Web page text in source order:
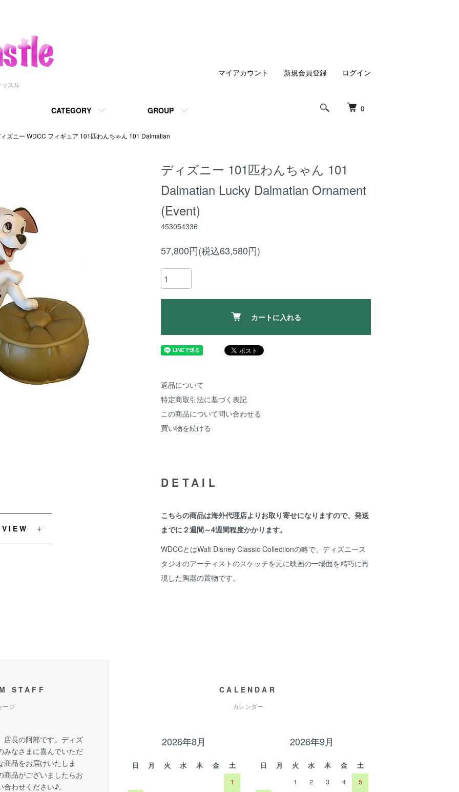
スル
0
CATEGORY GROUP
マイアカウント 新規会員登録 ログイン
ズニー WDCC フィギュア 101匹わんちゃん 101 Dalmatian
ディズニー 101匹わんちゃん 101
Dalmatian Lucky Dalmatian Ornament
(Event)
453054336
57,800円(税込63,580円)
カートに入れる
返品について
特定商取引法に基づく表記
この商品について問い合わせる
買い物を続ける
DETAIL
こちらの商品は海外代理店よりお取り寄せになりますので、発送
までに２週間～4週間程度かかります。
WDCCとはWalt Disney Classic Collectionの略で、ディズニース
タジオのアーティストのスケッチを元に映画の一場面を精巧に再
現した陶器の置物です。
STAFF
ージ
店長の阿部です。ディズ
みなさまに喜んでいただ
商品をお届けいたしま
商品がございましたらお
わせください♪。
CALENDAR
カレンダー
2026年8月
日 月 火 水 木 金
土
1
2026年9月
日 月 火 水 木 金
土
1
2 3 4
5